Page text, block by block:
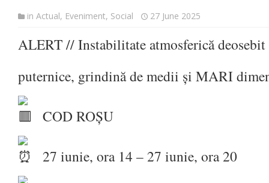
in Actual, Eveniment, Social 27 June 2025
ALERT // Instabilitate atmosferică
puternice, grindină de medii și MARI
COD ROȘU
27 iunie, ora 14 – 27 iunie, ora 20